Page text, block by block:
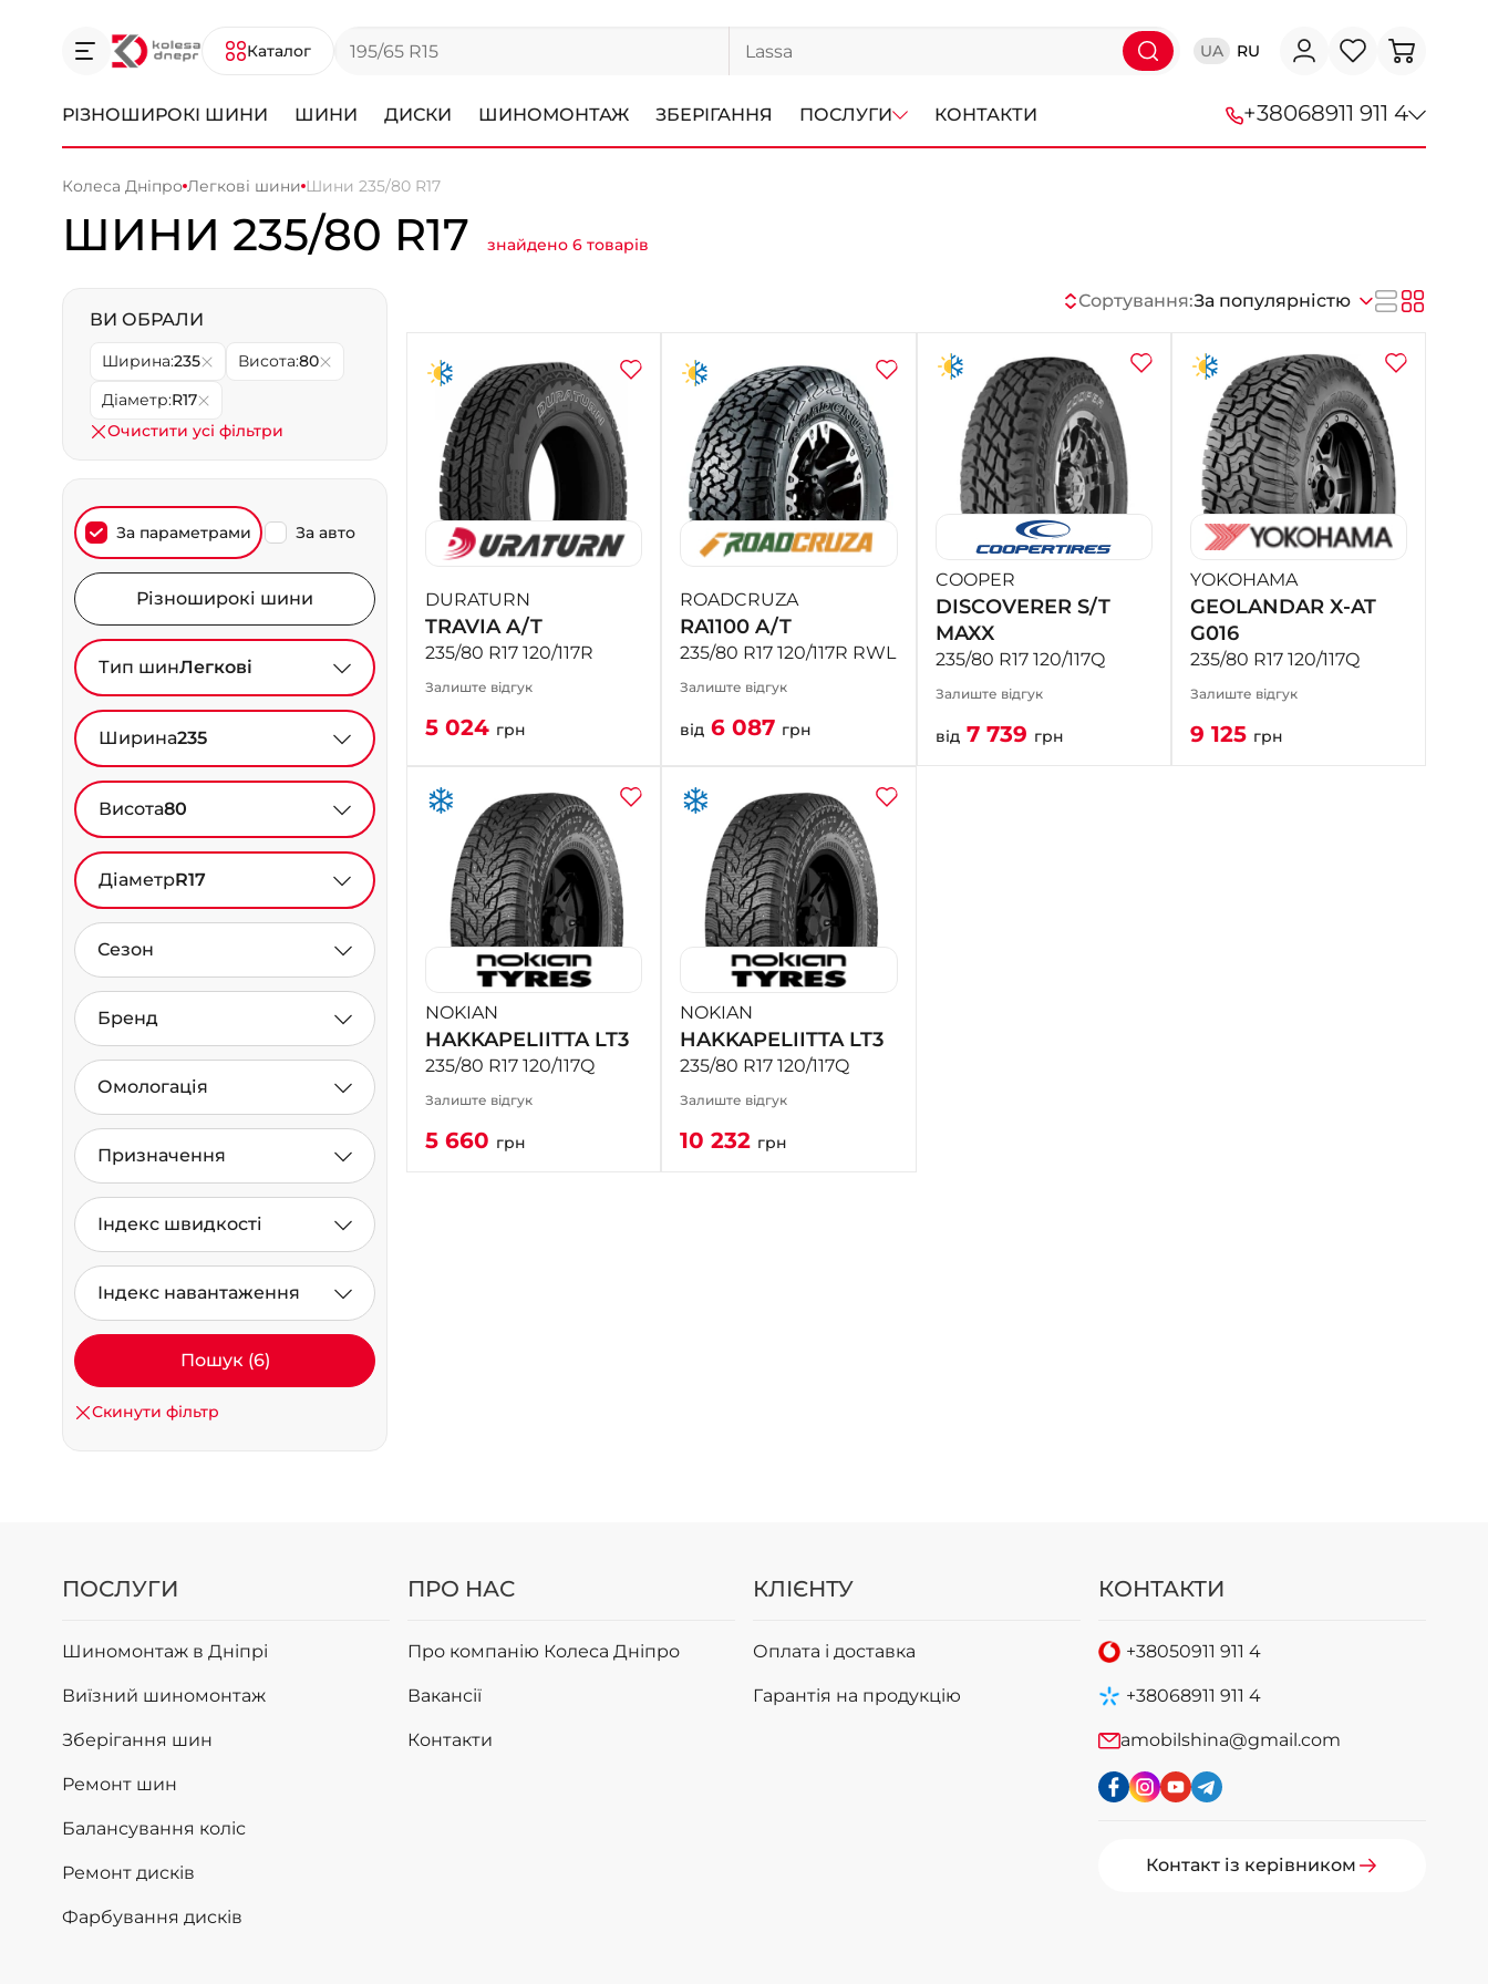
Каталог UA RU
РІЗНОШИРОКІ ШИНИ ШИНИ ДИСКИ ШИНОМОНТАЖ ЗБЕРІГАННЯ ПОСЛУГИ КОНТАКТИ +38068911 911 4
+38 (095) 276-44-44
+38 (067) 911-14-14
- на Щепкіна
+38 (098) 911-911-0
- на Тополі
+38 (098) 911-911-4
- на Калиновій
+38 (077) 7-184-184
+38 (050)-911-911-2
- Щепкіна
- Тополь
+38 (068)-923-74-19
Колеса Дніпро Легкові шини Шини 235/80 R17
ШИНИ 235/80 R17 знайдено 6 товарів
ВИ ОБРАЛИ
Ширина:235 Висота:80
Діаметр:R17
Очистити усі фільтри
За параметрами За авто
Різноширокі шини
Тип шинЛегкові
Ширина235
Висота80
ДіаметрR17
Сезон
Бренд
Омологація
Призначення
Індекс швидкості
Індекс навантаження
Пошук (6)
Скинути фільтр
Сортування:За популярністю
DURATURN
TRAVIA A/T
235/80 R17 120/117R
Залиште відгук
5 024 грн
ROADCRUZA
RA1100 A/T
235/80 R17 120/117R RWL
Залиште відгук
від 6 087 грн
COOPER
DISCOVERER S/T
MAXX
235/80 R17 120/117Q
Залиште відгук
від7 739 грн
YOKOHAMA
GEOLANDAR X-AT
G016
235/80 R17 120/117Q
Залиште відгук
9 125 грн
NOKIAN
HAKKAPELIITTA LT3
235/80 R17 120/117Q
Залиште відгук
5 660 грн
NOKIAN
HAKKAPELIITTA LT3
235/80 R17 120/117Q
Залиште відгук
10 232 грн
ПОСЛУГИ
Шиномонтаж в Дніпрі
Виїзний шиномонтаж
Зберігання шин
Ремонт шин
Балансування коліс
Ремонт дисків
Фарбування дисків
ПРО НАС
Про компанію Колеса Дніпро
Вакансії
Контакти
КЛІЄНТУ
Оплата і доставка
Гарантія на продукцію
КОНТАКТИ
+38050911 911 4
+38068911 911 4
amobilshina@gmail.com
Контакт із керівником